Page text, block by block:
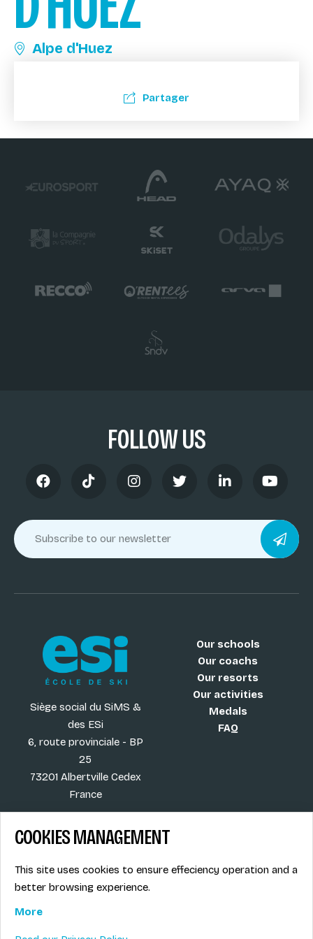
Alpe d'Huez
Partager
FOLLOW US
Siège social du SiMS &
des ESi
6, route provinciale - BP
25
73201 Albertville Cedex
France
Our schools
Our coachs
Our resorts
Our activities
Medals
FAQ
More
Job offers
Ski instructors union
Legal info
COOKIES MANAGEMENT
This site uses cookies to ensure effeciency operation and a
better browsing experience.
More